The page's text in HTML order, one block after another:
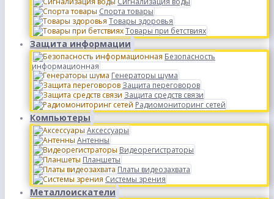
Спорта товары
Товары здоровья
Товары при бетствиях
Защита информации
Безопасность
информационная
Генераторы шума
Защита переговоров
Защита средств связи
Радиомониторинг сетей
Компьютеры
Аксессуары
Антенны
Видеорегистраторы
Планшеты
Платы видеозахвата
Системы зрения
Металлоискатели